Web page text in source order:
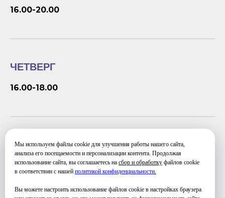
Мы используем файлы cookie для улучшения работы нашего сайта,
анализа его посещаемости и персонализации контента. Продолжая
использование сайта, вы соглашаетесь на сбор и обработку файлов cookie
в соответствии с нашей политикой конфиденциальности.
Вы можете настроить использование файлов cookie в настройках браузера
16.00-20.00
ЧЕТВЕРГ
16.00-18.00
ПЯТНИЦА
16.00-20.00